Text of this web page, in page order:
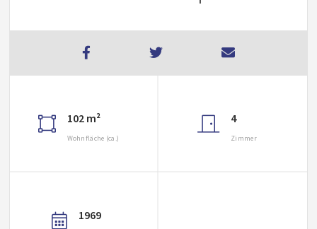
102 m²
Wohnfläche (ca.)
4
Zimmer
1969